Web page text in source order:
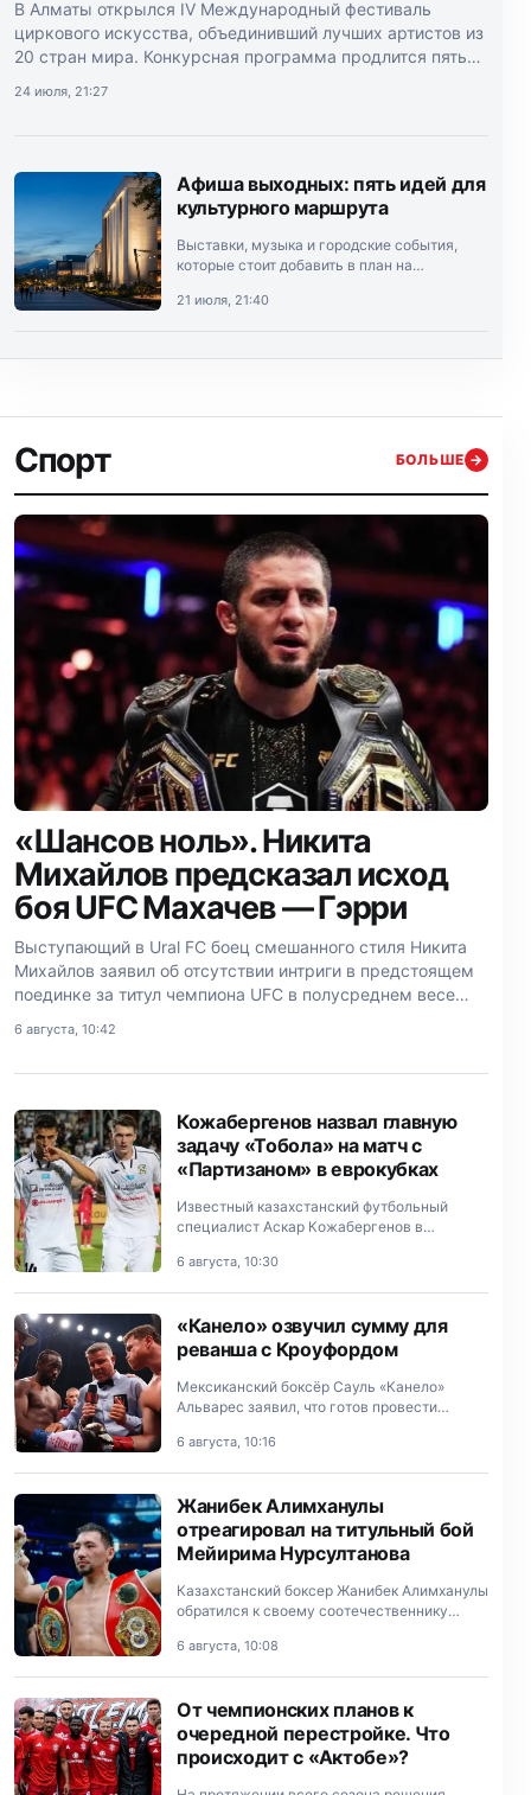
В Алматы открылся IV Международный фестиваль
циркового искусства, объединивший лучших артистов из
20 стран мира. Конкурсная программа продлится пять
24 июля, 21:27
Афиша выходных: пять идей для
культурного маршрута
Выставки, музыка и городские события,
которые стоит добавить в план на
21 июля, 21:40
Спорт БОЛЬШЕ →
«Шансов ноль». Никита
Михайлов предсказал исход
боя UFC Махачев — Гэрри
Выступающий в Ural FC боец смешанного стиля Никита
Михайлов заявил об отсутствии интриги в предстоящем
поединке за титул чемпиона UFC в полусреднем весе
Иэном Гэрри.
6 августа, 10:42
Кожабергенов назвал главную
задачу «Тобола» на матч с
«Партизаном» в еврокубках
Известный казахстанский футбольный
специалист Аскар Кожабергенов в
ожиданиями от первого матча третьего
6 августа, 10:30
«Канело» озвучил сумму для
реванша с Кроуфордом
Мексиканский боксёр Сауль «Канело»
Альварес заявил, что готов провести
американцем Теренсом Кроуфордом.
6 августа, 10:16
Жанибек Алимханулы
отреагировал на титульный бой
Мейирима Нурсултанова
Казахстанский боксер Жанибек Алимханулы
обратился к своему соотечественнику
официально получил титульный бой.
6 августа, 10:08
От чемпионских планов к
очередной перестройке. Что
происходит с «Актобе»?